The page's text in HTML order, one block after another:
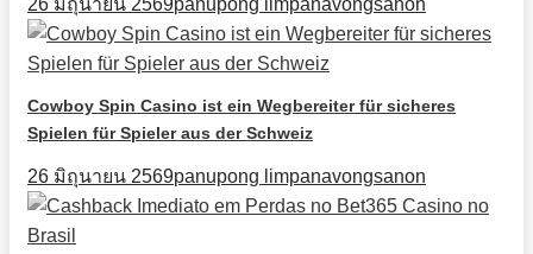
26 มิถุนายน 2569panupong limpanavongsanon
Cowboy Spin Casino ist ein Wegbereiter für sicheres
Spielen für Spieler aus der Schweiz
26 มิถุนายน 2569panupong limpanavongsanon